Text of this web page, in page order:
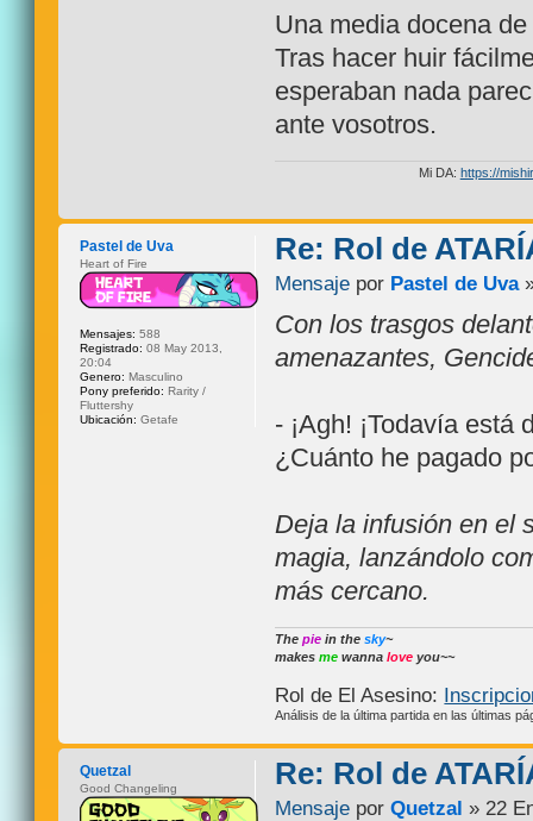
Una media docena
Tras hacer huir
esperaban nada
ante vosotros.
Mi DA: https://
Re: Rol de
Mensaje por Pastel de Uva
Con los trasgos
amenazantes,
- ¡Agh! ¡Todavía
¿Cuánto he pagado
Deja la infusión en el
magia, lanzándolo
más cercano.
Thepie in thesky~
makesme wannalove you~~
Rol de El Asesino:
Análisis de la última partida en las últimas
Pastel de Uva
Heart of Fire
Mensajes: 588
Registrado: 08 May 2013,
20:04
Genero: Masculino
Pony preferido: Rarity /
Fluttershy
Ubicación: Getafe
Re: Rol de
Mensaje porQuetzal » 22
Quetzal
Good Changeling